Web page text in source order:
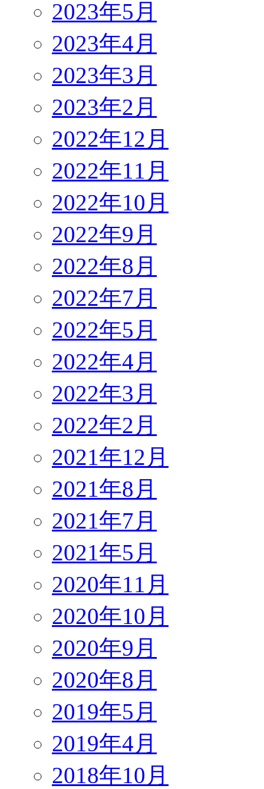
2023年5月
2023年4月
2023年3月
2023年2月
2022年12月
2022年11月
2022年10月
2022年9月
2022年8月
2022年7月
2022年5月
2022年4月
2022年3月
2022年2月
2021年12月
2021年8月
2021年7月
2021年5月
2020年11月
2020年10月
2020年9月
2020年8月
2019年5月
2019年4月
2018年10月